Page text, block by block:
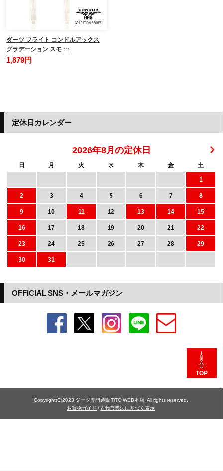
ダーツ フライト コンドルアックス
グラデーション スモ …
1,879円
OFFICIAL SNS・メールマガジン
定休日カレンダー
2026年8月の定休日
日 月 火 水 木 金
土
1
2
3 4 5 6 7
8
9
10 11 12 13 14
15
16
17 18 19 20 21
22
23
24 25 26 27 28
29
30
31
TOP
Copyright(C)2023 ダーツ専門通販 TiTO WEB本店. All rights reserved.
お買物ガイド /古物営業法に基づく表示